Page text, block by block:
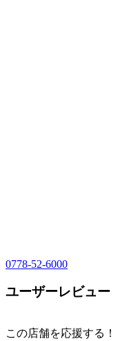
0778-52-6000
ユーザーレビュー
この店舗を応援する！